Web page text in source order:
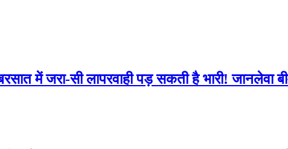
में जरा-सी लापरवाही पड़ सकती है भारी! जानलेवा